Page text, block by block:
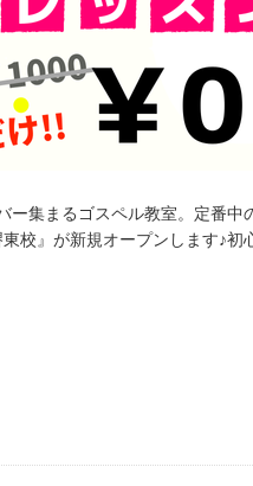
集まるゴスペル教室。定番
校』が新規オープンします♪初